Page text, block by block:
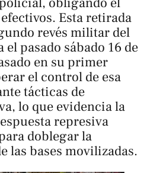
Esta retirada
revés militar del
el pasado sábado 16 de
en su primer
el control de esa
tácticas de
lo que evidencia la
represiva
doblegar la
las bases movilizadas.